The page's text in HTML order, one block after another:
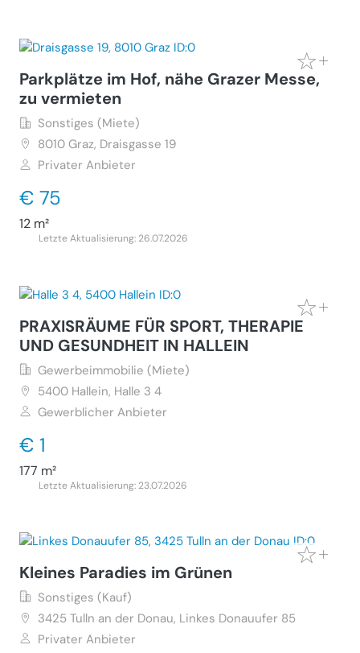
Parkplätze im Hof, nähe Grazer Messe,
zu vermieten
Sonstiges (Miete)
8010 Graz, Draisgasse 19
Privater Anbieter
€ 75
12 m²
Letzte Aktualisierung: 26.07.2026
PRAXISRÄUME FÜR SPORT, THERAPIE
UND GESUNDHEIT IN HALLEIN
Gewerbeimmobilie (Miete)
5400 Hallein, Halle 3 4
Gewerblicher Anbieter
€ 1
177 m²
Letzte Aktualisierung: 23.07.2026
Kleines Paradies im Grünen
Sonstiges (Kauf)
3425 Tulln an der Donau, Linkes Donauufer 85
Privater Anbieter